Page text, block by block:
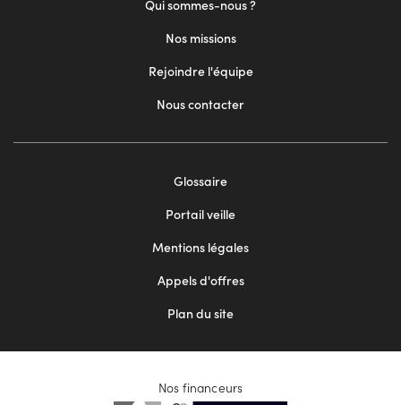
Qui sommes-nous ?
Nos missions
Rejoindre l'équipe
Nous contacter
Glossaire
Portail veille
Mentions légales
Appels d'offres
Plan du site
Nos financeurs